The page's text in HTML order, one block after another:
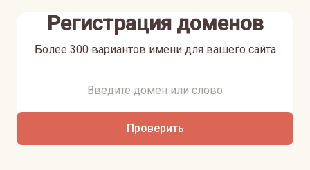
Регистрация доменов
Более 300 вариантов имени для вашего сайта
Проверить